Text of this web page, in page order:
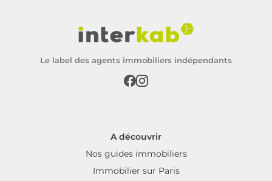
Le label des agents immobiliers indépendants
A découvrir
Nos guides immobiliers
Immobilier sur Paris